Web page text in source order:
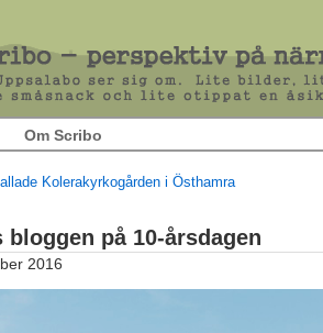
Om Scribo
Kolerakyrkogården i Östhamra
bloggen på 10-årsdagen
2016